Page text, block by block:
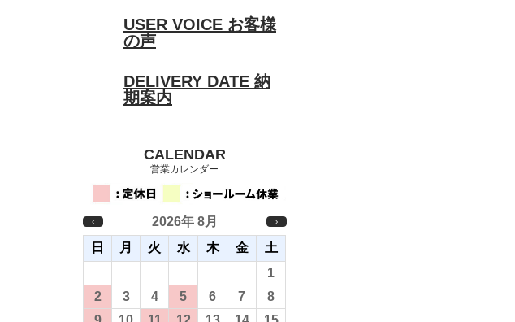
USER VOICE お客様
の声
DELIVERY DATE 納
期案内
CALENDAR
営業カレンダー
‹ 2026年 8月 ›
日 月 火 水 木 金
土
1
2
3 4 5 6 7
8